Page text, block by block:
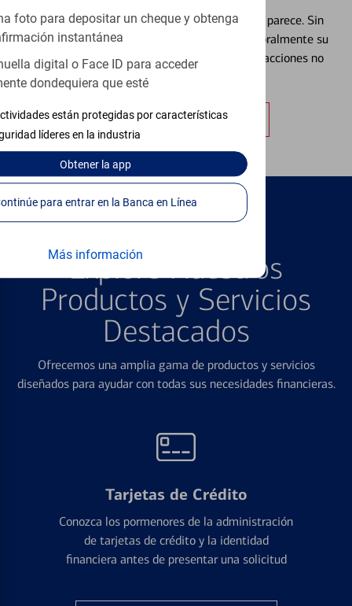
foto para depositar un cheque y obtenga
instantánea
digital o Face ID para acceder
dondequiera que esté
están protegidas por características
líderes en la industria
Obtenerla app
Continúe para entrar en la Banca en Línea
Más información
Extraviar una tarjeta es más común de lo que parece. Sin
embargo, puede bloquear y desbloquear temporalmente su
tarjeta de débito para ayudar a prevenir transacciones no
autorizadas.
Obtener más información
Explore Nuestros
Productos y Servicios
Destacados
Ofrecemos una amplia gama de productos y servicios
diseñados para ayudar con todas sus necesidades financieras.
Tarjetas de Crédito
Conozca los pormenores de la administración
de tarjetas de crédito y la identidad
financiera antes de presentar una solicitud